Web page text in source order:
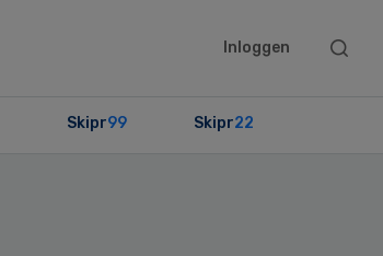
Inloggen
Search
Skipr99 Skipr22